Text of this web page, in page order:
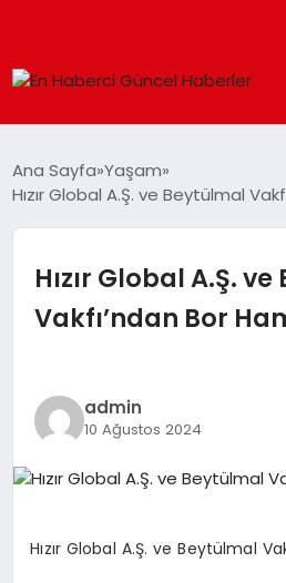
SAĞLIK
TEKNOLOJI
DÜNYA
EĞITIM
Ana Sayfa Yaşam
Hızır Global A.Ş. ve Beytülmal
Hızır Global A.Ş.
Vakfı’ndan Bor
admin
10 Ağustos 2024
Hızır Global A.Ş. ve Beytülmal